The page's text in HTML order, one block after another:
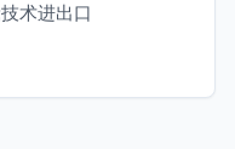
术进出口